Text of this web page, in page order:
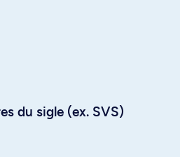
du sigle (ex. SVS)